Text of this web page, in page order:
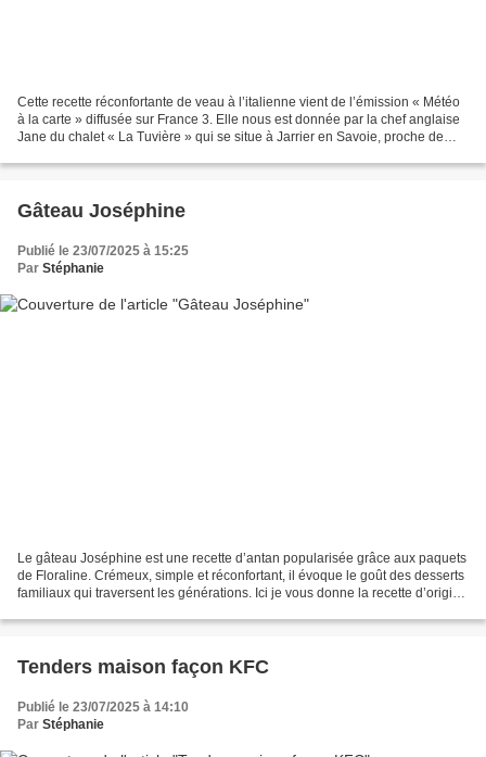
Cette recette réconfortante de veau à l’italienne vient de l’émission « Météo
à la carte » diffusée sur France 3. Elle nous est donnée par la chef anglaise
Jane du chalet « La Tuvière » qui se situe à Jarrier en Savoie, proche de
Gâteau Joséphine
Publié le 23/07/2025 à 15:25
Par Stéphanie
Le gâteau Joséphine est une recette d’antan popularisée grâce aux paquets
de Floraline. Crémeux, simple et réconfortant, il évoque le goût des desserts
familiaux qui traversent les générations. Ici je vous donne la recette d’origine
Tenders maison façon KFC
Publié le 23/07/2025 à 14:10
Par Stéphanie